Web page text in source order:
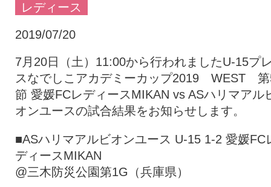
ファンクラブ
トップチーム アカデミー
特設ページ
レディース
2019/07/20
7月20日（土）11:00から行われましたU-15プ
スなでしこアカデミーカップ2019 WEST
節 愛媛FCレディースMIKAN vs ASハリマアル
オンユースの試合結果をお知らせします。
■ASハリマアルビオンユース U-15 1-2 愛媛FC
ディースMIKAN
@三木防災公園第1G（兵庫県）